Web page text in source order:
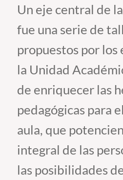
Admisión
Postgrado
Formación Continua
Estudiantes
Académicos
Funcionarios
Alumni
Un eje central de
fue una serie de
propuestos por
la Unidad
de enriquecer las
pedagógicas para
aula, que
integral de las
las posibilidades